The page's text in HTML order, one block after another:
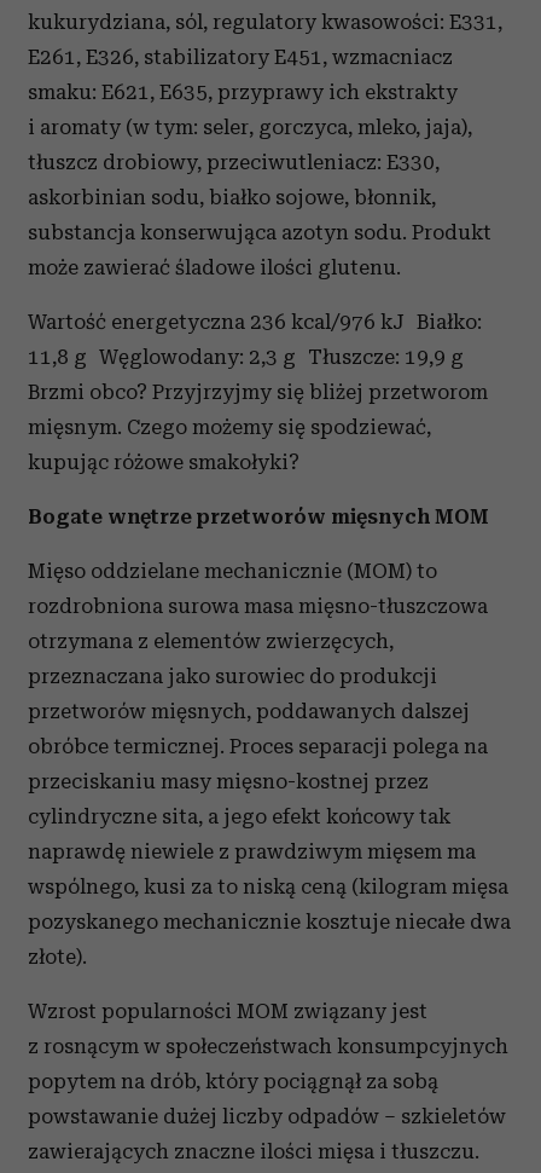
kukurydziana, sól, regulatory kwasowości: E331,
E261, E326, stabilizatory E451, wzmacniacz
smaku: E621, E635, przyprawy ich ekstrakty
i aromaty (w tym: seler, gorczyca, mleko, jaja),
tłuszcz drobiowy, przeciwutleniacz: E330,
askorbinian sodu, białko sojowe, błonnik,
substancja konserwująca azotyn sodu. Produkt
może zawierać śladowe ilości glutenu.
Wartość energetyczna 236 kcal/976 kJ Białko:
11,8 g Węglowodany: 2,3 g Tłuszcze: 19,9 g
Brzmi obco? Przyjrzyjmy się bliżej przetworom
mięsnym. Czego możemy się spodziewać,
kupując różowe smakołyki?
Bogate wnętrze przetworów mięsnych MOM
Mięso oddzielane mechanicznie (MOM) to
rozdrobniona surowa masa mięsno-tłuszczowa
otrzymana z elementów zwierzęcych,
przeznaczana jako surowiec do produkcji
przetworów mięsnych, poddawanych dalszej
obróbce termicznej. Proces separacji polega na
przeciskaniu masy mięsno-kostnej przez
cylindryczne sita, a jego efekt końcowy tak
naprawdę niewiele z prawdziwym mięsem ma
wspólnego, kusi za to niską ceną (kilogram mięsa
pozyskanego mechanicznie kosztuje niecałe dwa
złote).
Wzrost popularności MOM związany jest
z rosnącym w społeczeństwach konsumpcyjnych
popytem na drób, który pociągnął za sobą
powstawanie dużej liczby odpadów – szkieletów
zawierających znaczne ilości mięsa i tłuszczu.